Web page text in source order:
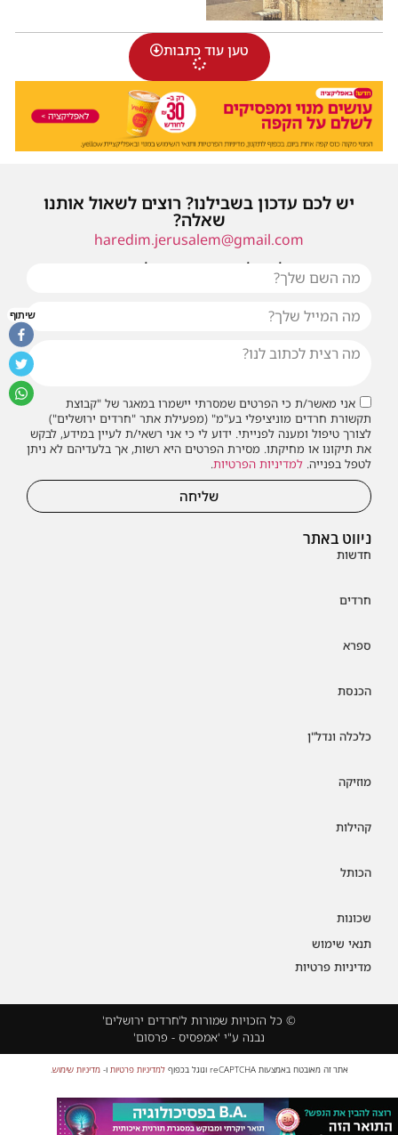
טען עוד כתבות
ניווט באתר
חדשות
חרדים
ספרא
הכנסת
כלכלה ונדל"ן
מוזיקה
קהילות
הכותל
שכונות
תנאי שימוש
מדיניות פרטיות
יש לכם עדכון בשבילנו? רוצים לשאול אותנו
שאלה?
haredim.jerusalem@gmail.com
או שילחו אלינו פנייה ונחזור אליכם בהקדם
אני מאשר/ת כי הפרטים שמסרתי יישמרו במאגר של "קבוצת
תקשורת חרדים מוניציפלי בע"מ" (מפעילת אתר "חרדים ירושלים")
לצורך טיפול ומענה לפנייתי. ידוע לי כי אני רשאי/ת לעיין במידע, לבקש
את תיקונו או מחיקתו. מסירת הפרטים היא רשות, אך בלעדיהם לא ניתן
לטפל בפנייה. למדיניות הפרטיות.
שליחה
© כל הזכויות שמורות ל'חרדים ירושלים'
נבנה ע"י 'אמפסיס - פרסום'
אתר זה מאובטח באמצעות reCAPTCHA וגוגל בכפוף למדיניות פרטיות ו-מדיניות שימוש
שיתוף